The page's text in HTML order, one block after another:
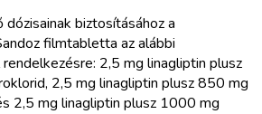
biztosításához a
filmtabletta az alábbi
2,5 mg linagliptin plusz
2,5 mg linagliptin plusz 850 mg
2,5 mg linagliptin plusz 1000 mg